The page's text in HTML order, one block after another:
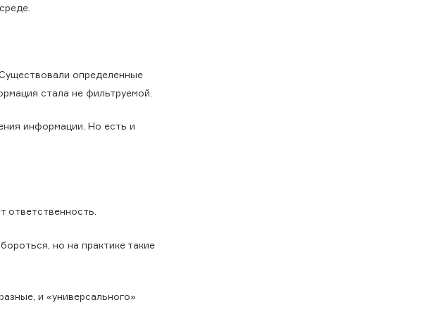
определенные
стала не фильтруемой.
информации. Но есть и
ответственность.
но на практике такие
и «универсального»